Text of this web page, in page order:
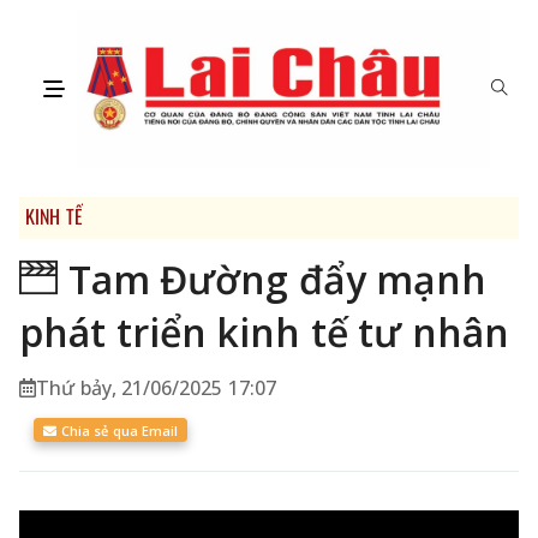
KINH TẾ
Tam Đường đẩy mạnh
phát triển kinh tế tư nhân
Thứ bảy, 21/06/2025 17:07
Chia sẻ qua Email